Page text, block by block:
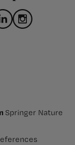
Springer Nature